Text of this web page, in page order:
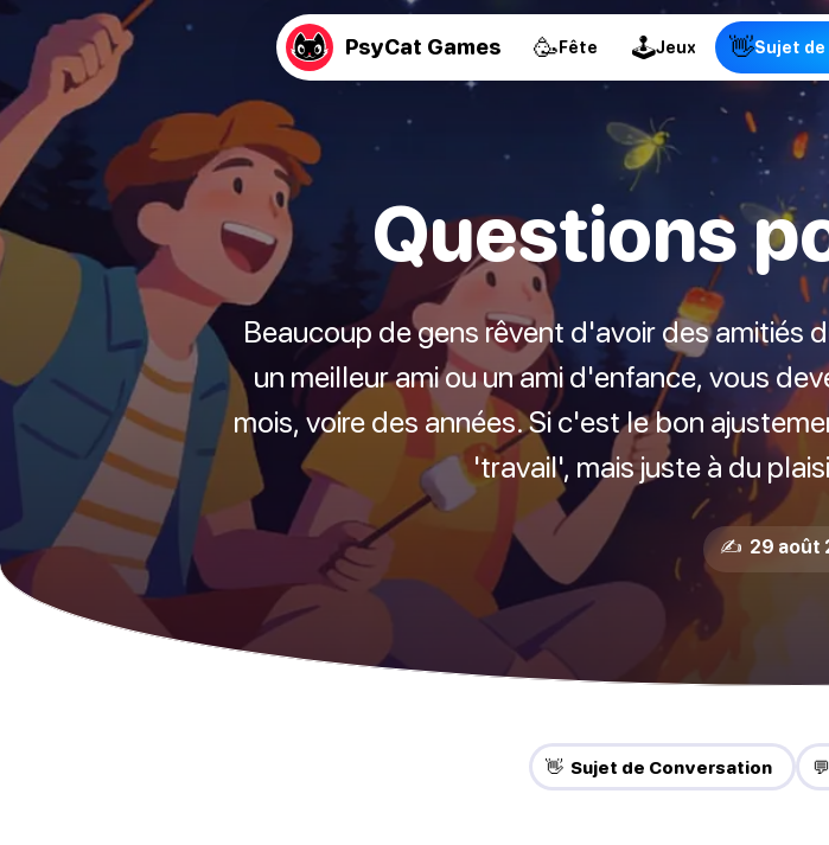
PsyCat Games 🥳Fête 🕹Jeux 👋Sujet
Questions
Beaucoup de gens rêvent d'avoir des amitiés
un meilleur ami ou un ami d'enfance, vous
mois, voire des années. Si c'est le bon
'travail', mais juste à du
✍️ 29 août
👋 Sujet de Conversation